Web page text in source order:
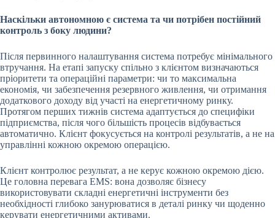
Наскільки автономною є система та чи потрібен постійний
контроль з боку людини?
Після первинного налаштування система потребує мінімального
втручання. На етапі запуску спільно з клієнтом визначаються
пріоритети та операційні параметри: чи то максимальна
економія, чи забезпечення резервного живлення, чи отримання
додаткового доходу від участі на енергетичному ринку.
Протягом перших тижнів система адаптується до специфіки
підприємства, після чого більшість процесів відбувається
автоматично. Клієнт фокусується на контролі результатів, а не на
управлінні кожною окремою операцією.
Клієнт контролює результат, а не керує кожною окремою дією.
Це головна перевага EMS: вона дозволяє бізнесу
використовувати складні енергетичні інструменти без
необхідності глибоко занурюватися в деталі ринку чи щоденно
керувати енергетичними активами.